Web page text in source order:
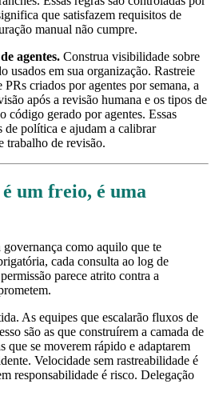
que satisfazem requisitos de
manual não cumpre.
agentes. Construa visibilidade sobre
usados em sua organização. Rastreie
criados por agentes por semana, a
após a revisão humana e os tipos de
código gerado por agentes. Essas
de política e ajudam a calibrar
trabalho de revisão.
um freio, é uma
governança como aquilo que te
cada consulta ao log de
parece atrito contra a
As equipes que escalarão fluxos de
são as que construírem a camada de
que se moverem rápido e adaptarem
Velocidade sem rastreabilidade é
responsabilidade é risco. Delegação